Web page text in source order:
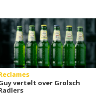
vertelt over Grolsch